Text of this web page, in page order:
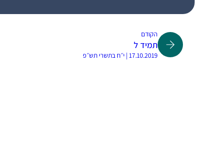
הקודם
תמיד ל
17.10.2019 | י״ח בתשרי תש״פ